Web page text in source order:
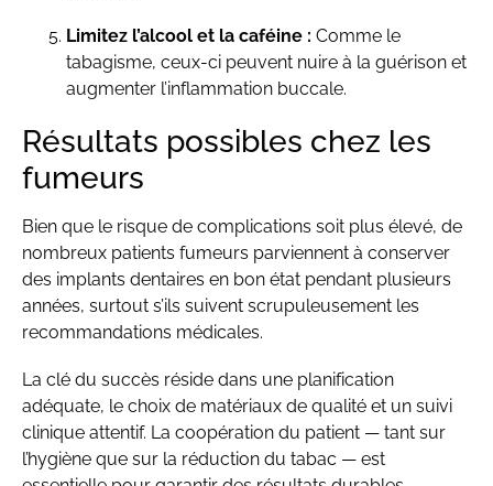
Limitez l’alcool et la caféine : Comme le
tabagisme, ceux-ci peuvent nuire à la guérison et
augmenter l’inflammation buccale.
Résultats possibles chez les
fumeurs
Bien que le risque de complications soit plus élevé, de
nombreux patients fumeurs parviennent à conserver
des implants dentaires en bon état pendant plusieurs
années, surtout s’ils suivent scrupuleusement les
recommandations médicales.
La clé du succès réside dans une planification
adéquate, le choix de matériaux de qualité et un suivi
clinique attentif. La coopération du patient — tant sur
l’hygiène que sur la réduction du tabac — est